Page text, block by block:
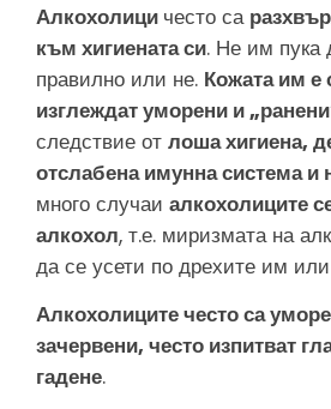
Алкохолици често са
към хигиената си. Не им пука
правилно или не. Кожата им е
изглеждат уморени и
следствие от лоша хигиена,
отслабена имунна система и
много случаи алкохолиците
алкохол, т.е. миризмата на
да се усети по дрехите им
Алкохолиците често са
зачервени, често изпитват
гадене.